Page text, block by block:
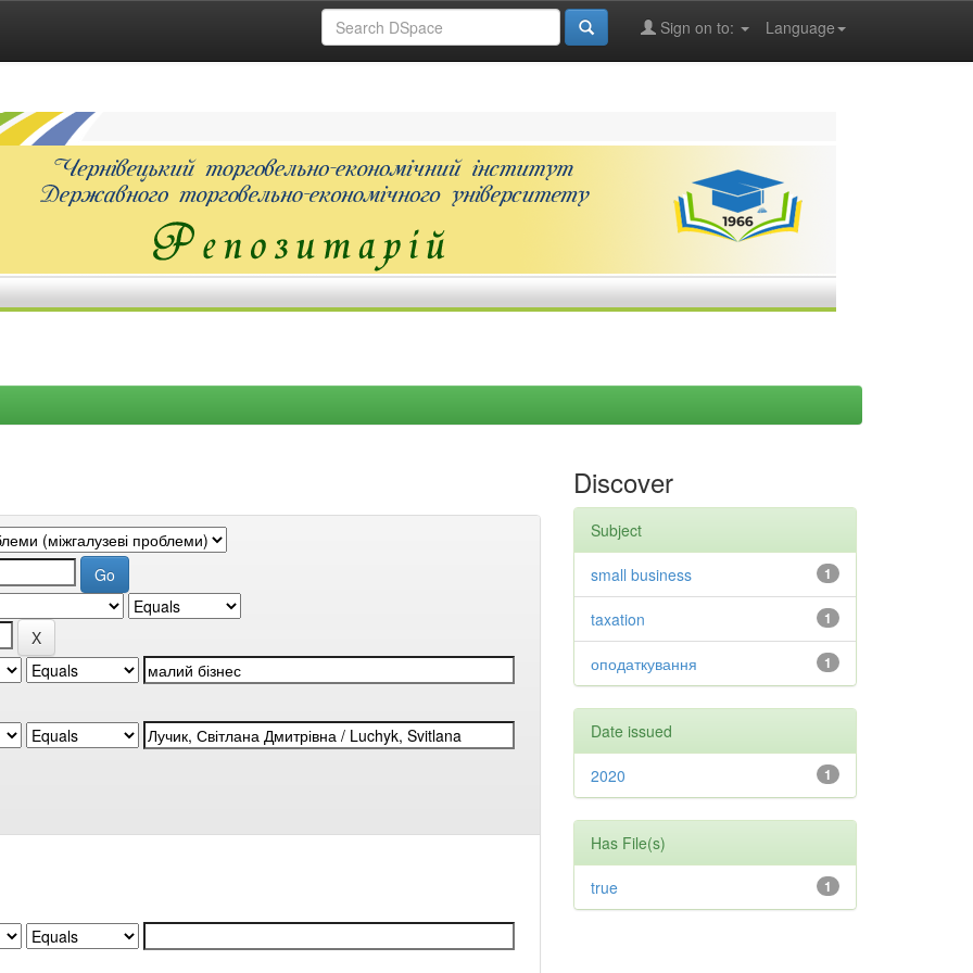
Language
Sign on to:
Discover
Subject
1
small business
1
taxation
1
оподаткування
Date issued
1
2020
Has File(s)
1
true